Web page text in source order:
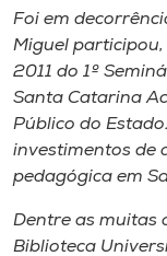
A+
Foi em
Miguel
2011 do 1º
Santa Catarina
Público do
investimentos de
pedagógica em
Dentre as muitas
Biblioteca